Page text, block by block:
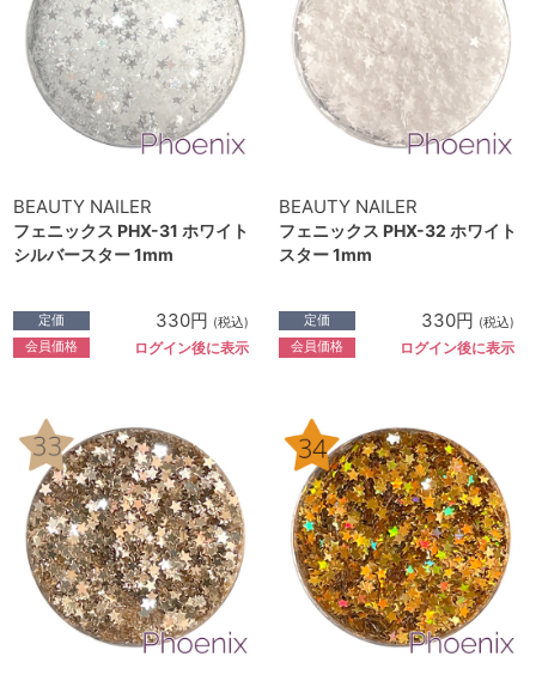
BEAUTY NAILER
フェニックス PHX-31 ホワイト
シルバースター 1mm
定価 330円 (税込)
会員価格 ログイン後に表示
BEAUTY NAILER
フェニックス PHX-32 ホワイト
スター 1mm
定価 330円 (税込)
会員価格 ログイン後に表示